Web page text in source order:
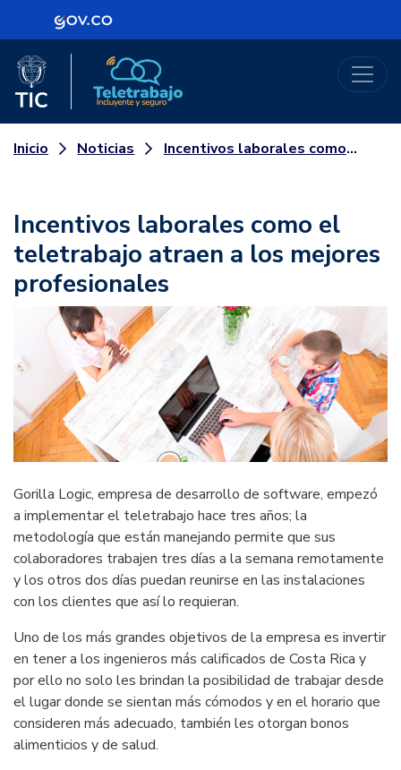
Logo Gobierno de Colombia
Logo del Ministerio TIC
Inicio Noticias Incentivos laborales como el teletrabajo atraen a los mejores profesionales
Incentivos laborales como el
teletrabajo atraen a los mejores
profesionales
Gorilla Logic, empresa de desarrollo de software, empezó
a implementar el teletrabajo hace tres años; la
metodología que están manejando permite que sus
colaboradores trabajen tres días a la semana remotamente
y los otros dos días puedan reunirse en las instalaciones
con los clientes que así lo requieran.
Uno de los más grandes objetivos de la empresa es invertir
en tener a los ingenieros más calificados de Costa Rica y
por ello no solo les brindan la posibilidad de trabajar desde
el lugar donde se sientan más cómodos y en el horario que
consideren más adecuado, también les otorgan bonos
alimenticios y de salud.